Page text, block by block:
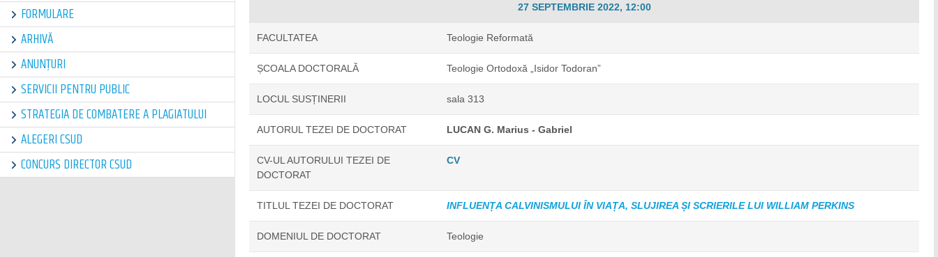
FORMULARE
ARHIVĂ
ANUNȚURI
SERVICII PENTRU PUBLIC
STRATEGIA DE COMBATERE A PLAGIATULUI
ALEGERI CSUD
CONCURS DIRECTOR CSUD
27 SEPTEMBRIE 2022, 12:00
FACULTATEA Teologie Reformată
ȘCOALA DOCTORALĂ Teologie Ortodoxă „Isidor Todoran”
LOCUL SUSȚINERII sala 313
AUTORUL TEZEI DE DOCTORAT LUCAN G. Marius - Gabriel
CV-UL AUTORULUI TEZEI DE
DOCTORAT
CV
TITLUL TEZEI DE DOCTORAT INFLUENȚA CALVINISMULUI ÎN VIAȚA, SLUJIREA ȘI SCRIERILE LUI WILLIAM PERKINS
DOMENIUL DE DOCTORAT Teologie